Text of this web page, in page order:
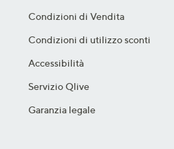
Condizioni di Vendita
Condizioni di utilizzo sconti
Accessibilità
Servizio Qlive
Garanzia legale